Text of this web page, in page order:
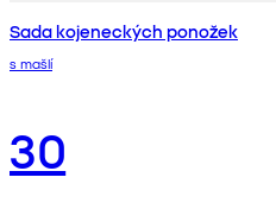
Sada kojeneckých ponožek
s mašlí
30